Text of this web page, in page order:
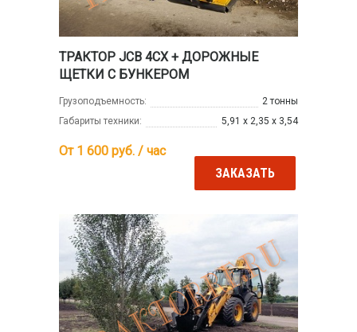
ТРАКТОР JCB 4CX + ДОРОЖНЫЕ
ЩЕТКИ С БУНКЕРОМ
Грузоподъемность:
2 тонны
Габариты техники:
5,91 х 2,35 х 3,54
От 1 600 руб. / час
ЗАКАЗАТЬ